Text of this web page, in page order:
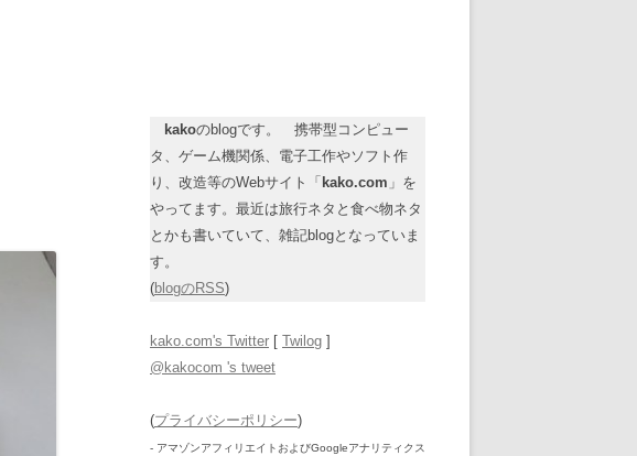
kakoのblogです。 携帯型コンピュー
タ、ゲーム機関係、電子工作やソフト作
り、改造等のWebサイト「 kako.com 」を
やってます。最近は旅行ネタと食べ物ネタ
とかも書いていて、雑記blogとなっていま
す。
(blogのRSS)
kako.com's Twitter [ Twilog ]
@kakocom 's tweet
(プライバシーポリシー)
- アマゾンアフィリエイトおよびGoogleアナリティクス